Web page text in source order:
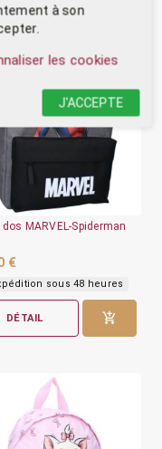
dos MARVEL-Spiderman
€
sous 48 heures
DÉTAIL
à son
les cookies
J'ACCEPTE